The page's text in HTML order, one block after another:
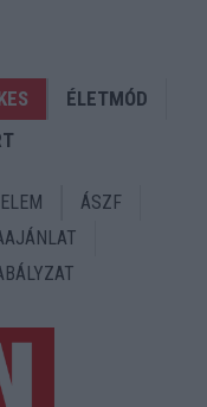
ÉLETMÓD
ÁSZF